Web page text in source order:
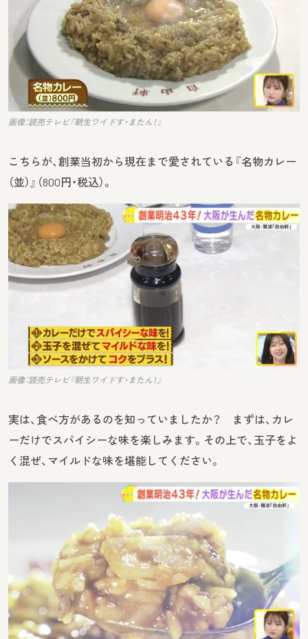
画像：読売テレビ『朝生ワイドす・またん！』
こちらが、創業当初から現在まで愛されている『名物カレー
（並）』（800円・税込）。
画像：読売テレビ『朝生ワイドす・またん！』
実は、食べ方があるのを知っていましたか？ まずは、カレ
ーだけでスパイシーな味を楽しみます。その上で、玉子をよ
く混ぜ、マイルドな味を堪能してください。